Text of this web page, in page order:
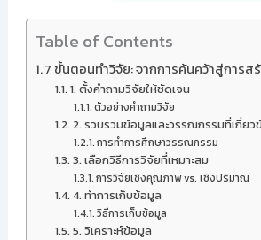
Table of Contents
7 ขั้นตอนทำวิจัย: จากการค้นคว้าสู่การส
1. ตั้งคำถามวิจัยให้ชัดเจน
ตัวอย่างคำถามวิจัย
2. รวบรวมข้อมูลและวรรณกรรมที่เกี่ยว
การทำการศึกษาวรรณกรรม
3. เลือกวิธีการวิจัยที่เหมาะสม
การวิจัยเชิงคุณภาพ vs. เชิงปริมาณ
4. ทำการเก็บข้อมูล
วิธีการเก็บข้อมูล
5. วิเคราะห์ข้อมูล